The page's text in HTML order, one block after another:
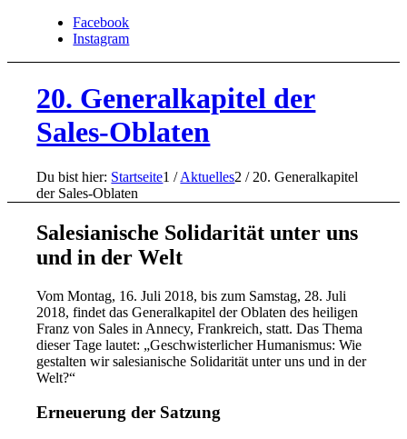
Facebook
Instagram
20. Generalkapitel der
Sales-Oblaten
Du bist hier: Startseite1 / Aktuelles2 / 20. Generalkapitel
der Sales-Oblaten
Salesianische Solidarität unter uns
und in der Welt
Vom Montag, 16. Juli 2018, bis zum Samstag, 28. Juli
2018, findet das Generalkapitel der Oblaten des heiligen
Franz von Sales in Annecy, Frankreich, statt. Das Thema
dieser Tage lautet: „Geschwisterlicher Humanismus: Wie
gestalten wir salesianische Solidarität unter uns und in der
Welt?“
Erneuerung der Satzung